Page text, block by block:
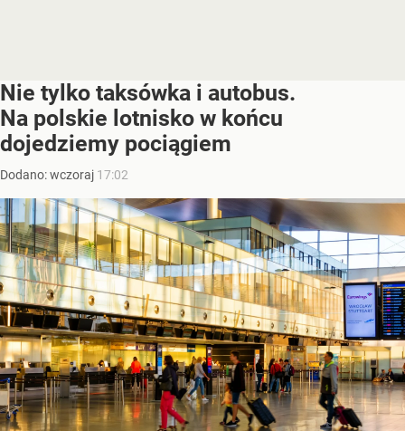
Nie tylko taksówka i autobus.
Na polskie lotnisko w końcu
dojedziemy pociągiem
Dodano:wczoraj 17:02